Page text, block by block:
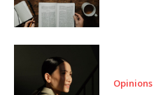
Opinions